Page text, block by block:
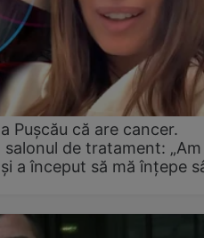
Pușcău că are cancer.
de tratament:
a început să mă înțepe